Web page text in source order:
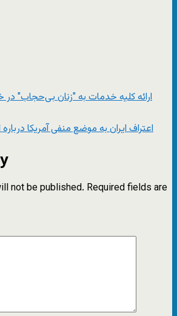
ارائه کلیه خدمات به "زنان بی‌حجاب‌" در
اعتراف ایران به موضع منفی آمریکا
not be published. Required fields are